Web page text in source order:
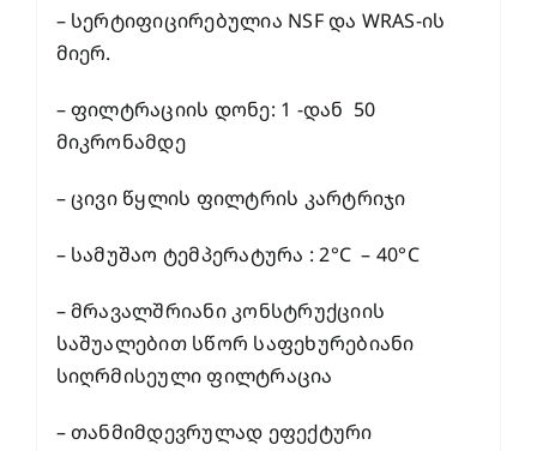
– სერტიფიცირებულია NSF და WRAS-ის
მიერ.
– ფილტრაციის დონე: 1 -დან 50
მიკრონამდე
– ცივი წყლის ფილტრის კარტრიჯი
– სამუშაო ტემპერატურა : 2°C – 40°C
– მრავალშრიანი კონსტრუქციის
საშუალებით სწორ საფეხურებიანი
სიღრმისეული ფილტრაცია
– თანმიმდევრულად ეფექტური